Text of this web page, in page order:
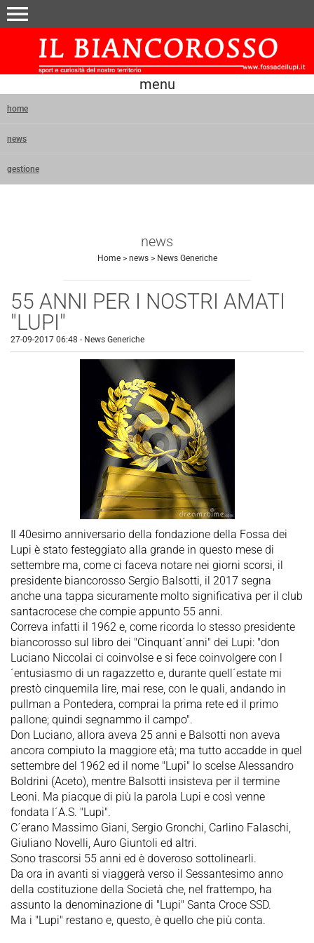
menu
menu
home
news
gestione
news
Home> news> News Generiche
55 ANNI PER I NOSTRI AMATI
"LUPI"
27-09-2017 06:48 - News Generiche
Il 40esimo anniversario della fondazione della Fossa dei
Lupi è stato festeggiato alla grande in questo mese di
settembre ma, come ci faceva notare nei giorni scorsi, il
presidente biancorosso Sergio Balsotti, il 2017 segna
anche una tappa sicuramente molto significativa per il club
santacrocese che compie appunto 55 anni.
Correva infatti il 1962 e, come ricorda lo stesso presidente
biancorosso sul libro dei "Cinquant´anni" dei Lupi: "don
Luciano Niccolai ci coinvolse e si fece coinvolgere con l
´entusiasmo di un ragazzetto e, durante quell´estate mi
prestò cinquemila lire, mai rese, con le quali, andando in
pullman a Pontedera, comprai la prima rete ed il primo
pallone; quindi segnammo il campo".
Don Luciano, allora aveva 25 anni e Balsotti non aveva
ancora compiuto la maggiore età; ma tutto accadde in quel
settembre del 1962 ed il nome "Lupi" lo scelse Alessandro
Boldrini (Aceto), mentre Balsotti insisteva per il termine
Leoni. Ma piacque di più la parola Lupi e così venne
fondata l´A.S. "Lupi".
C´erano Massimo Giani, Sergio Gronchi, Carlino Falaschi,
Giuliano Novelli, Auro Giuntoli ed altri.
Sono trascorsi 55 anni ed è doveroso sottolinearli.
Da ora in avanti si viaggerà verso il Sessantesimo anno
della costituzione della Società che, nel frattempo, ha
assunto la denominazione di "Lupi" Santa Croce SSD.
Ma i "Lupi" restano e, questo, è quello che più conta.